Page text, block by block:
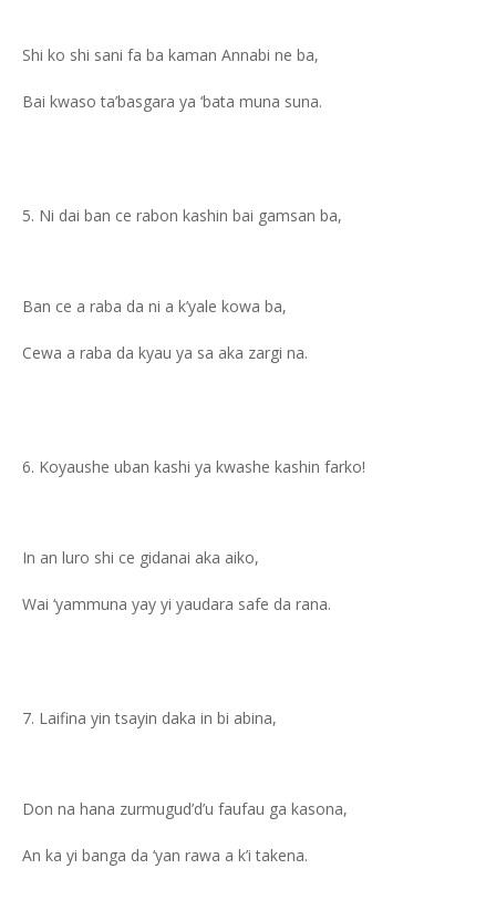
Shi ko shi sani fa ba kaman Annabi ne ba,
Bai kwaso ta’basgara ya ‘bata muna suna.
Ni dai ban ce rabon kashin bai gamsan ba,
Ban ce a raba da ni a k’yale kowa ba,
Cewa a raba da kyau ya sa aka zargi na.
Koyaushe uban kashi ya kwashe kashin farko!
In an luro shi ce gidanai aka aiko,
Wai ‘yammuna yay yi yaudara safe da rana.
Laifina yin tsayin daka in bi abina,
Don na hana zurmugud’d’u faufau ga kasona,
An ka yi banga da ‘yan rawa a k’i takena.